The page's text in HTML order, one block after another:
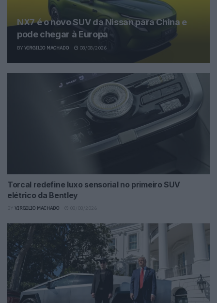
NX7 é o novo SUV da Nissan para China e
pode chegar à Europa
BY VIRGILIO MACHADO 08/08/2026
Torcal redefine luxo sensorial no primeiro SUV
elétrico da Bentley
VIRGILIO MACHADO